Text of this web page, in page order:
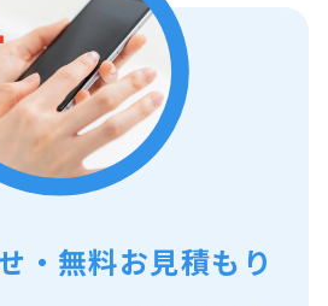
・無料お見積もり